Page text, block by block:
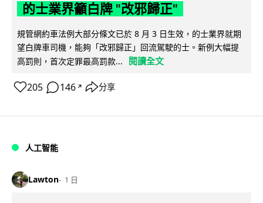
的士業界籲白牌 "改邪歸正"
規管網約車法例大部分條文已於 8 月 3 日生效，的士業界就期
望白牌車司機，能夠「改邪歸正」回流駕駛的士。新例大幅提
高罰則，首次定罪最高罰款...
閱讀全文
205 146 ↗ 分享
人工智能
Lawton 1 日